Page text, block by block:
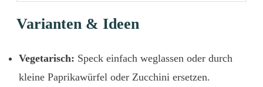
Varianten & Ideen
Vegetarisch: Speck einfach weglassen oder durch
kleine Paprikawürfel oder Zucchini ersetzen.